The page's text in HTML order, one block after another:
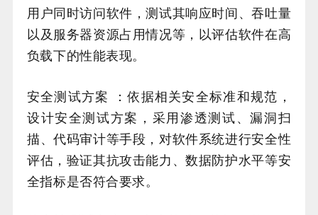
用户同时访问软件，测试其响应时间、吞吐量
以及服务器资源占用情况等，以评估软件在高
负载下的性能表现。
安全测试方案 ：依据相关安全标准和规范，
设计安全测试方案，采用渗透测试、漏洞扫
描、代码审计等手段，对软件系统进行安全性
评估，验证其抗攻击能力、数据防护水平等安
全指标是否符合要求。